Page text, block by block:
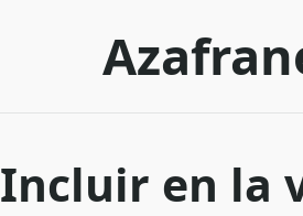
Incluir en la